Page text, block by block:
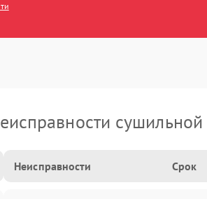
Неисправности Срок